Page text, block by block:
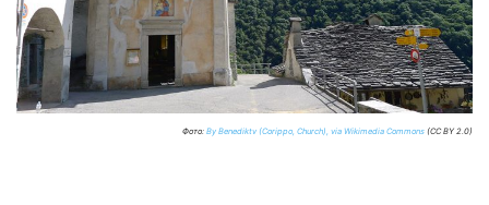
Фото: By Benediktv (Corippo, Church), via Wikimedia Commons (CC BY 2.0)